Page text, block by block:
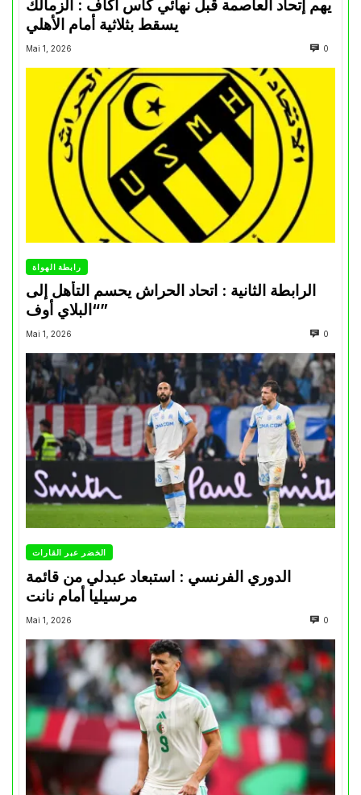
يهم إتحاد العاصمة قبل نهائي كأس اكاف : الزمالك
Mai 1, 2026 0
رابطة الهواة
الرابطة الثانية : اتحاد الحراش يحسم التأهل إلى
“البلاي أوف”
Mai 1, 2026 0
الخضر عبر القارات
الدوري الفرنسي : استبعاد عبدلي من قائمة
مرسيليا أمام نانت
Mai 1, 2026 0